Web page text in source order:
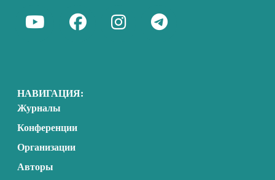
НАВИГАЦИЯ:
Журналы
Конференции
Организации
Авторы